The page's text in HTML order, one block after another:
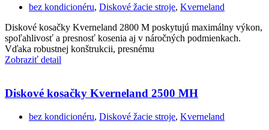
bez kondicionéru, Diskové žacie stroje, Kverneland
Diskové kosačky Kverneland 2800 M poskytujú maximálny výkon,
spoľahlivosť a presnosť kosenia aj v náročných podmienkach.
Vďaka robustnej konštrukcii, presnému
Zobraziť detail
Diskové kosačky Kverneland 2500 MH
bez kondicionéru, Diskové žacie stroje, Kverneland